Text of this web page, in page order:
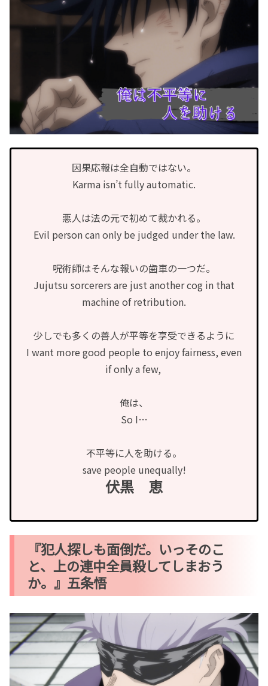
因果応報は全自動ではない。
Karma isn’t fully automatic.
悪人は法の元で初めて裁かれる。
Evil person can only be judged under the law.
呪術師はそんな報いの歯車の一つだ。
Jujutsu sorcerers are just another cog in that
machine of retribution.
少しでも多くの善人が平等を享受できるように
I want more good people to enjoy fairness, even
if only a few,
俺は、
So I…
不平等に人を助ける。
save people unequally!
伏黒 恵
『犯人探しも面倒だ。いっそのこ
と、上の連中全員殺してしまおう
か。』五条悟